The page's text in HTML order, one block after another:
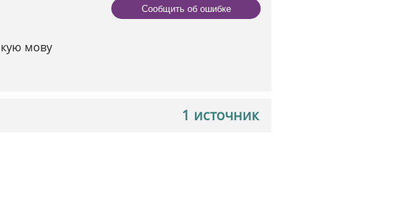
мову
Сообщить об ошибке
1 источник